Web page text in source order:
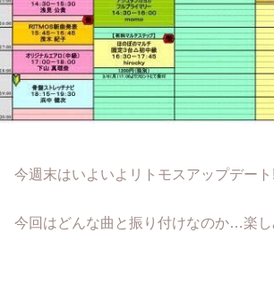
今週末はいよいよリトモスアップデート
今回はどんな曲と振り付けなのか…楽し